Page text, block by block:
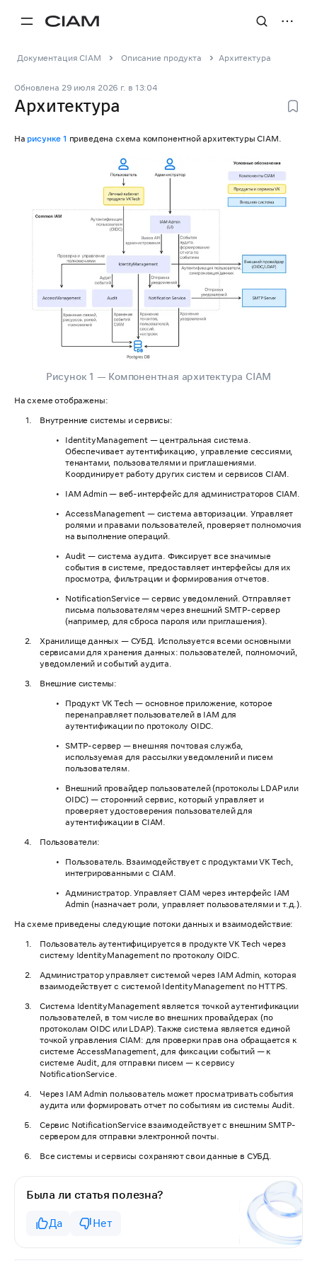
Документация CIAM Описание продукта Архитектура
Обновлена 29 июля 2026 г. в 13:04
Архитектура
На рисунке 1 приведена схема компонентной архитектуры CIAM.
Рисунок 1 — Компонентная архитектура CIAM
На схеме отображены:
Внутренние системы и сервисы:
IdentityManagement — центральная система.
Обеспечивает аутентификацию, управление сессиями,
тенантами, пользователями и приглашениями.
Координирует работу других систем и сервисов CIAM.
IAM Admin — веб-интерфейс для администраторов CIAM.
AccessManagement — система авторизации. Управляет
ролями и правами пользователей, проверяет полномочия
на выполнение операций.
Audit — система аудита. Фиксирует все значимые
события в системе, предоставляет интерфейсы для их
просмотра, фильтрации и формирования отчетов.
NotificationService — сервис уведомлений. Отправляет
письма пользователям через внешний SMTP-сервер
(например, для сброса пароля или приглашения).
Хранилище данных — СУБД. Используется всеми основными
сервисами для хранения данных: пользователей, полномочий,
уведомлений и событий аудита.
Внешние системы:
Продукт VK Tech — основное приложение, которое
перенаправляет пользователей в IAM для
аутентификации по протоколу OIDC.
SMTP-сервер — внешняя почтовая служба,
используемая для рассылки уведомлений и писем
пользователям.
Внешний провайдер пользователей (протоколы LDAP или
OIDC) — сторонний сервис, который управляет и
проверяет удостоверения пользователей для
аутентификации в CIAM.
Пользователи:
Пользователь. Взаимодействует с продуктами VK Tech,
интегрированными с CIAM.
Администратор. Управляет CIAM через интерфейс IAM
Admin (назначает роли, управляет пользователями и т.д.).
На схеме приведены следующие потоки данных и взаимодействие:
Пользователь аутентифицируется в продукте VK Tech через
систему IdentityManagement по протоколу OIDC.
Администратор управляет системой через IAM Admin, которая
взаимодействует с системой IdentityManagement по HTTPS.
Система IdentityManagement является точкой аутентификации
пользователей, в том числе во внешних провайдерах (по
протоколам OIDC или LDAP). Также система является единой
точкой управления CIAM: для проверки прав она обращается к
системе AccessManagement, для фиксации событий — к
системе Audit, для отправки писем — к сервису
NotificationService.
Через IAM Admin пользователь может просматривать события
аудита или формировать отчет по событиям из системы Audit.
Сервис NotificationService взаимодействует с внешним SMTP-
сервером для отправки электронной почты.
Все системы и сервисы сохраняют свои данные в СУБД.
Была ли статья полезна?
Да Нет